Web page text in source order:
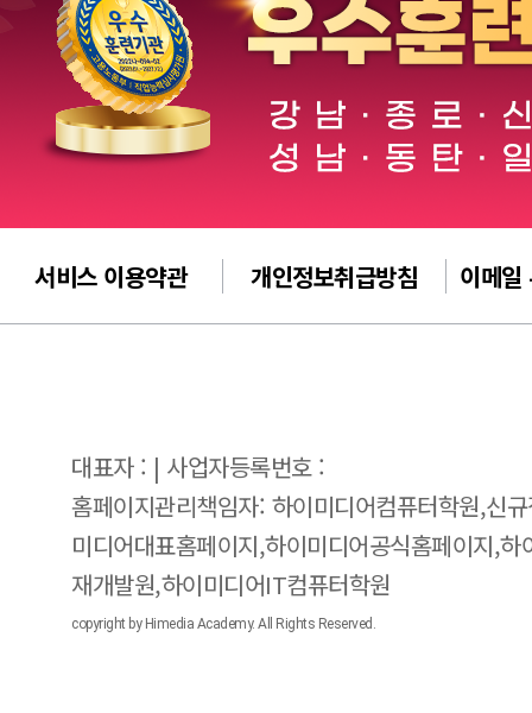
서비스 이용약관 개인정보취급방침 이메일
대표자 : | 사업자등록번호 :
홈페이지관리책임자: 하이미디어컴퓨터학원,신
미디어대표홈페이지,하이미디어공식홈페이지,
재개발원,하이미디어IT컴퓨터학원
copyright by Himedia Academy. All Rights Reserved.